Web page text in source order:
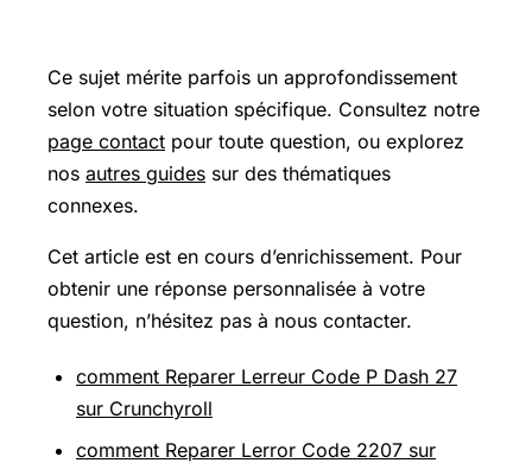
Ce sujet mérite parfois un approfondissement
selon votre situation spécifique. Consultez notre
page contact pour toute question, ou explorez
nos autres guides sur des thématiques
connexes.
Cet article est en cours d’enrichissement. Pour
obtenir une réponse personnalisée à votre
question, n’hésitez pas à nous contacter.
comment Reparer Lerreur Code P Dash 27
sur Crunchyroll
comment Reparer Lerror Code 2207 sur